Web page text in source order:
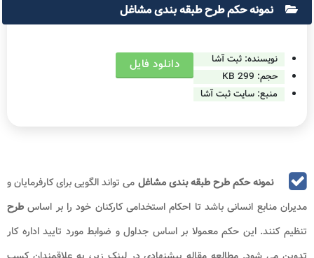
نمونه حکم طرح طبقه بندی مشاغل
نویسنده: ثبت آشا
حجم: 299 KB
منبع: سایت ثبت آشا
دانلود فایل
نمونه حکم طرح طبقه بندی مشاغل می ‌تواند الگویی برای کارفرمایان و
مدیران منابع انسانی باشد تا احکام استخدامی کارکنان خود را بر اساس طرح
تنظیم کنند. این حکم معمولا بر اساس جداول و ضوابط مورد تایید اداره کار